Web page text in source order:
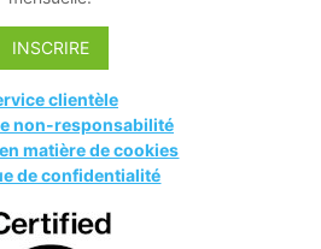
INSCRIRE
clientèle
non-responsabilité
matière de cookies
de confidentialité